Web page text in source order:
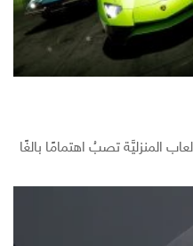
المنزليَّة تصبُ اهتمامًا بالغًا